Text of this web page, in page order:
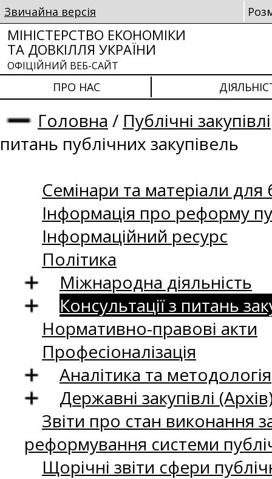
Звичайна версія
МІНІСТЕРСТВО ЕКОНОМІКИ
ТА ДОВКІЛЛЯ УКРАЇНИ
ОФІЦІЙНИЙ ВЕБ-САЙТ
ПРО НАС
Головна / Публічні закупівлі
питань публічних закупівель
Семінари та матеріали для
Інформація про реформу
Інформаційний ресурс
Політика
Міжнародна діяльність
Консультації з питань
Нормативно-правові акти
Професіоналізація
Аналітика та методологія
Державні закупівлі
Звіти про стан виконання
реформування системи
Щорічні звіти сфери